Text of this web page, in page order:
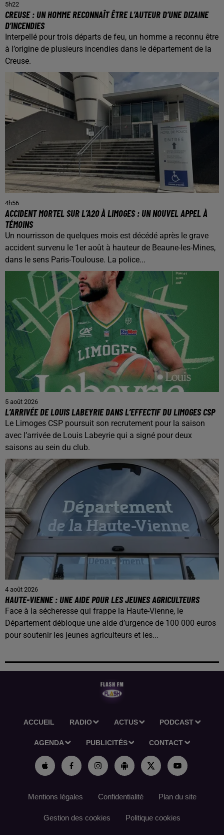
5h22
CREUSE : UN HOMME RECONNAÎT ÊTRE L’AUTEUR D’UNE DIZAINE
D’INCENDIES
Interpellé pour trois départs de feu, un homme a reconnu être
à l’origine de plusieurs incendies dans le département de la
Creuse.
4h56
ACCIDENT MORTEL SUR L’A20 À LIMOGES : UN NOUVEL APPEL À
TÉMOINS
Un nourrisson de quelques mois est décédé après le grave
accident survenu le 1er août à hauteur de Beaune-les-Mines,
dans le sens Paris-Toulouse. La police...
5 août 2026
L’ARRIVÉE DE LOUIS LABEYRIE DANS L’EFFECTIF DU LIMOGES CSP
Le Limoges CSP poursuit son recrutement pour la saison
avec l’arrivée de Louis Labeyrie qui a signé pour deux
saisons au sein du club.
4 août 2026
HAUTE-VIENNE : UNE AIDE POUR LES JEUNES AGRICULTEURS
Face à la sécheresse qui frappe la Haute-Vienne, le
Département débloque une aide d’urgence de 100 000 euros
pour soutenir les jeunes agriculteurs et les...
ACCUEIL RADIO ACTUS PODCAST
AGENDA PUBLICITÉS CONTACT
Mentions légales Confidentialité Plan du site
Gestion des cookies Politique cookies